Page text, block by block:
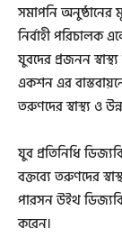
সমাপনি অনুষ্ঠানের
নির্বাহী পরিচালক
যুবদের প্রজনন
একশন এর
তরুণদের স্বাস্থ্য ও
যুব প্রতিনিধি
বক্তব্যে তরুণদের
পারসন উইথ
করেন।